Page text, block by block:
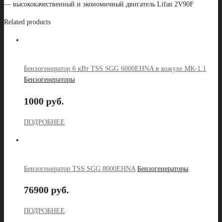
— высококачественный и экономичный двигатель Lifan 2V90F
Related products
Бензогенератор 6 кВт TSS SGG 6000EHNA в кожухе МК-1.1
Бензогенераторы
1000 руб.
ПОДРОБНЕЕ
Бензогенератор TSS SGG 8000EHNA Бензогенераторы
76900 руб.
ПОДРОБНЕЕ